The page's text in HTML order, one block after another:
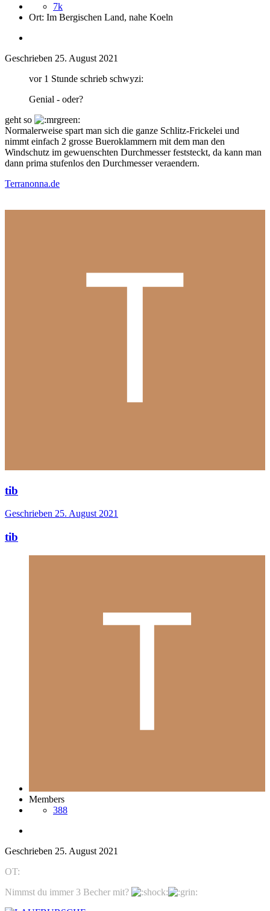
7k
Ort: Im Bergischen Land, nahe Koeln
Geschrieben 25. August 2021
vor 1 Stunde schrieb schwyzi:
Genial - oder?
geht so
Normalerweise spart man sich die ganze Schlitz-Frickelei und
nimmt einfach 2 grosse Bueroklammern mit dem man den
Windschutz im gewuenschten Durchmesser feststeckt, da kann man
dann prima stufenlos den Durchmesser veraendern.
Terranonna.de
tib
Geschrieben 25. August 2021
tib
Members
388
Geschrieben 25. August 2021
OT:
Nimmst du immer 3 Becher mit?